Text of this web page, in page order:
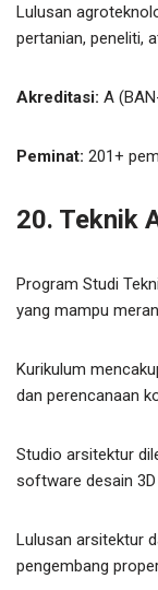
Lulusan
pertanian, peneliti,
Akreditasi: A
Peminat: 201+
20. Teknik
Program Studi
yang mampu
Kurikulum
dan perencanaan
Studio arsitektur
software desain 3D
Lulusan arsitektur
pengembang